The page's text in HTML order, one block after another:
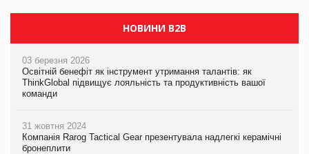
НОВИНИ B2B
03 березня 2026
Освітній бенефіт як інструмент утримання талантів: як
ThinkGlobal підвищує лояльність та продуктивність вашої
команди
31 жовтня 2024
Компанія Rarog Tactical Gear презентувала надлегкі керамічні
бронеплити